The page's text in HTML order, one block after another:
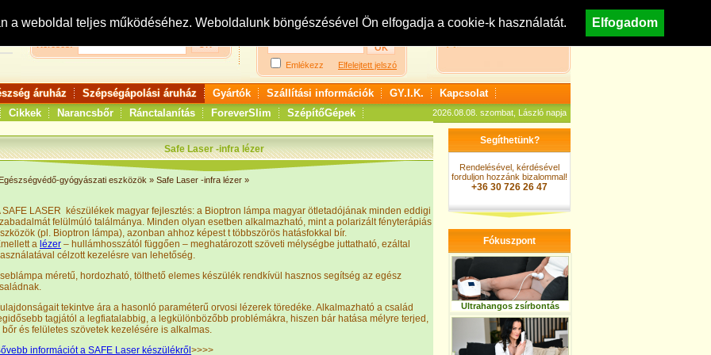
a weboldal teljes működéséhez. Weboldalunk böngészésével Ön elfogadja a cookie-k használatát. Elfogadom
Keresés:
Bejelentkezés: Regisztráció
Emlékezz Elfelejtett jelszó
Nézzen körül áruházunkban!
áruház Szépségápolási áruház Gyártók Szállítási információk GY.I.K.
Kapcsolat
Cikkek Narancsbőr Ránctalanítás ForeverSlim SzépítőGépek 2026.08.08. szombat, László napja
Safe Laser -infra lézer
Egészségvédő-gyógyászati eszközök » Safe Laser -infra lézer »
SAFE LASER készülékek magyar fejlesztés: a Bioptron lámpa magyar ötletadójának minden eddigi
felülmúló találmánya. Minden olyan esetben alkalmazható, mint a polarizált fényterápiás
(pl. Bioptron lámpa), azonban ahhoz képest t többszörös hatásfokkal bír.
a lézer – hullámhosszától függően – meghatározott szöveti mélységbe juttatható, ezáltal
célzott kezelésre van lehetőség.
méretű, hordozható, tölthető elemes készülék rendkívül hasznos segítség az egész
tekintve ára a hasonló paraméterű orvosi lézerek töredéke. Alkalmazható a család
tagjától a legfiatalabbig, a legkülönbözőbb problémákra, hiszen bár hatása mélyre terjed,
bőr és felületes szövetek kezelésére is alkalmas.
információt a SAFE Laser készülékről >>>>
Segíthetünk?
Rendelésével, kérdésével
forduljon hozzánk bizalommal!
+36 30 726 26 47
Fókuszpont
Ultrahangos zsírbontás